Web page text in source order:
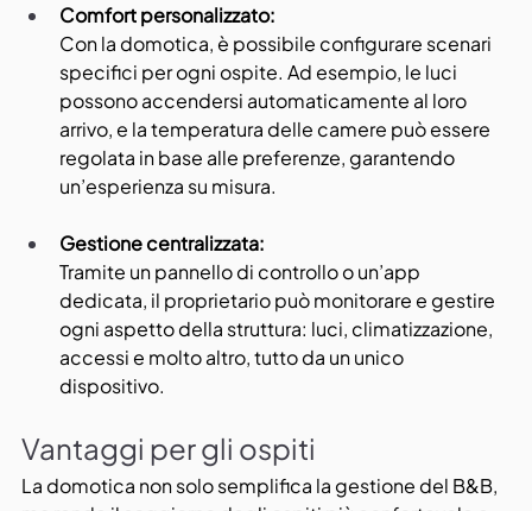
Comfort personalizzato:
Con la domotica, è possibile configurare scenari
specifici per ogni ospite. Ad esempio, le luci
possono accendersi automaticamente al loro
arrivo, e la temperatura delle camere può essere
regolata in base alle preferenze, garantendo
un’esperienza su misura.
Gestione centralizzata:
Tramite un pannello di controllo o un’app
dedicata, il proprietario può monitorare e gestire
ogni aspetto della struttura: luci, climatizzazione,
accessi e molto altro, tutto da un unico
dispositivo.
Vantaggi per gli ospiti
La domotica non solo semplifica la gestione del B&B,